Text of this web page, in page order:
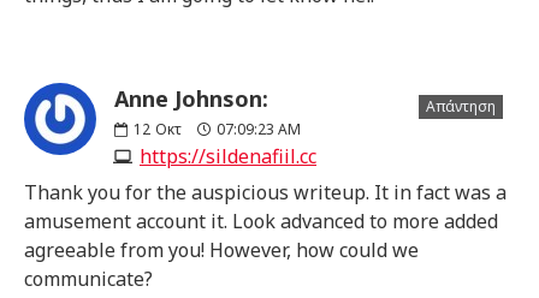
Anne Johnson:
12 Οκτ 07:09:23 AM
https://sildenafiil.cc
Απάντηση
Thank you for the auspicious writeup. It in fact was a
amusement account it. Look advanced to more added
agreeable from you! However, how could we
communicate?